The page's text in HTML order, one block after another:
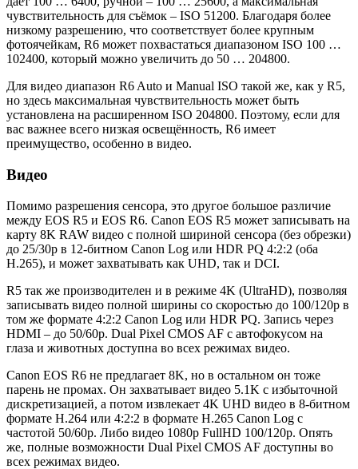
чувствительность для съёмок – ISO 51200. Благодаря более
низкому разрешению, что соответствует более крупным
фотоячейкам, R6 может похвастаться диапазоном ISO 100 …
102400, который можно увеличить до 50 … 204800.
Для видео диапазон R6 Auto и Manual ISO такой же, как у R5,
но здесь максимальная чувствительность может быть
установлена на расширенном ISO 204800. Поэтому, если для
вас важнее всего низкая освещённость, R6 имеет
преимущество, особенно в видео.
Видео
Помимо разрешения сенсора, это другое большое различие
между EOS R5 и EOS R6. Canon EOS R5 может записывать на
карту 8K RAW видео с полной шириной сенсора (без обрезки)
до 25/30p в 12-битном Canon Log или HDR PQ 4:2:2 (оба
H.265), и может захватывать как UHD, так и DCI.
R5 так же производителен и в режиме 4K (UltraHD), позволяя
записывать видео полной ширины со скоростью до 100/120p в
том же формате 4:2:2 Canon Log или HDR PQ. Запись через
HDMI – до 50/60p. Dual Pixel CMOS AF с автофокусом на
глаза и животных доступна во всех режимах видео.
Canon EOS R6 не предлагает 8K, но в остальном он тоже
парень не промах. Он захватывает видео 5.1K с избыточной
дискретизацией, а потом извлекает 4K UHD видео в 8-битном
формате H.264 или 4:2:2 в формате H.265 Canon Log с
частотой 50/60p. Либо видео 1080p FullHD 100/120p. Опять
же, полные возможности Dual Pixel CMOS AF доступны во
всех режимах видео.